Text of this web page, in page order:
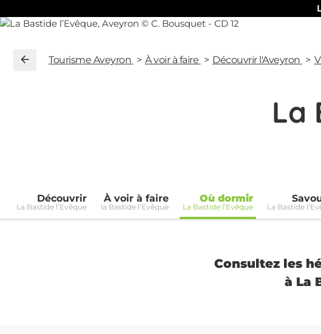
Tourisme Aveyron À voir à faire Découvrir l'Aveyron
La
Découvrir
La Bastide l’Evêque
À voir à faire
la Bastide l’Evêque
Où dormir
La Bastide l’Evêque La Bastide
Consultez les
à La